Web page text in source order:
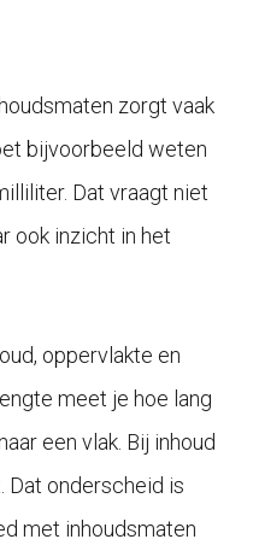
zorgt vaak
bijvoorbeeld weten
Dat vraagt niet
ook inzicht in het
oppervlakte en
meet je hoe lang
een vlak. Bij inhoud
Dat onderscheid is
met inhoudsmaten